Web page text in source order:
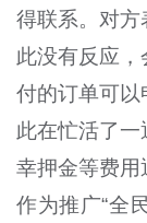
得联系。对方
此没有反应
付的订单可以
此在忙活了
幸押金等费用
作为推广“全